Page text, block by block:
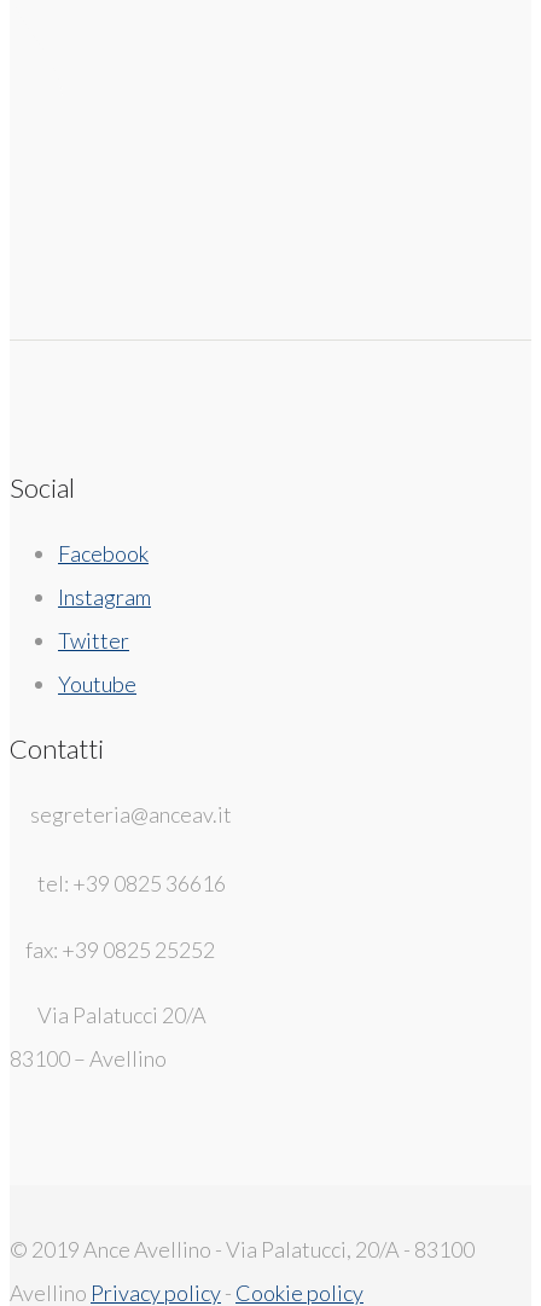
Social
Facebook
Instagram
Twitter
Youtube
Contatti
segreteria@anceav.it
tel: +39 0825 36616
fax: +39 0825 25252
Via Palatucci 20/A
83100 – Avellino
© 2019 Ance Avellino - Via Palatucci, 20/A - 83100
Avellino Privacy policy- Cookie policy